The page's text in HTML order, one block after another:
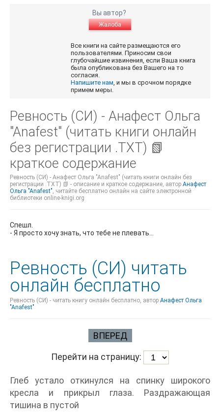
Вы автор?
Жалоба
Все книги на сайте размещаются его
пользователями. Приносим свои
глубочайшие извинения, если Ваша книга
была опубликована без Вашего на то
согласия.
Напишите нам, и мы в срочном порядке
примем меры.
Ревность (СИ) - Анафест Ольга
"Anafest" (читать книги онлайн
без регистрации .TXT) 📗
краткое содержание
Ревность (СИ) - Анафест Ольга "Anafest" (читать книги онлайн без
регистрации .TXT) 📗 - описание и краткое содержание, автор Анафест
Ольга "Anafest", читайте бесплатно онлайн на сайте электронной
библиотеки online-knigi.org
Спешл.
- Я просто хочу знать, что тебе не плевать...
Ревность (СИ) читать
онлайн бесплатно
Ревность (СИ) - читать книгу онлайн бесплатно, автор Анафест Ольга
"Anafest"
ВПЕРЕД
Перейти на страницу:
Глеб устало откинулся на спинку широкого
кресла и прикрыл глаза. Раздражающая
тишина в пустой